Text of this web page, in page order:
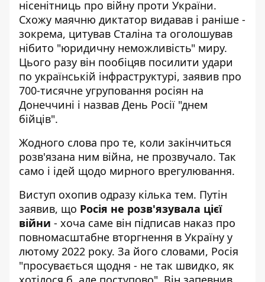
нісенітниць про війну проти України.
Схожу маячню диктатор видавав і раніше -
зокрема, цитував Сталіна та оголошував
нібито "юридичну неможливість" миру.
Цього разу він пообіцяв посилити удари
по українській інфраструктурі, заявив про
700-тисячне угруповання росіян на
Донеччині і назвав День Росії "днем
бійців".
Жодного слова про те, коли закінчиться
розв'язана ним війна, не прозвучало. Так
само і ідей щодо мирного врегулювання.
Виступ охопив одразу кілька тем. Путін
заявив, що Росія не розв'язувала цієї
війни - хоча саме він підписав наказ про
повномасштабне вторгнення в Україну у
лютому 2022 року. За його словами, Росія
"просувається щодня - не так швидко, як